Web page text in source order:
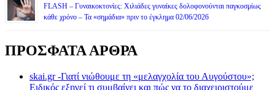
FLASH – Γυναικοκτονίες: Χιλιάδες γυναίκες δολοφονούνται παγκοσμίως
κάθε χρόνο – Τα «σημάδια» πριν το έγκλημα 02/06/2026
ΠΡΟΣΦΑΤΑ ΑΡΘΡΑ
skai.gr -Γιατί νιώθουμε τη «μελαγχολία του Αυγούστου»;
Ειδικός εξηγεί τι συμβαίνει και πώς να το διαχειριστούμε